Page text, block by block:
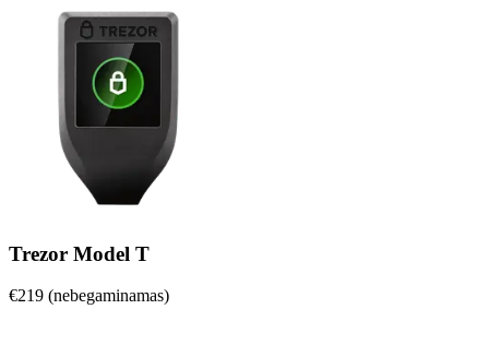
Trezor Model T
€219 (nebegaminamas)